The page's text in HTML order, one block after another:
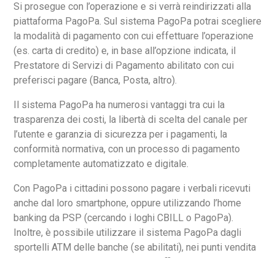
Si prosegue con l’operazione e si verrà reindirizzati alla
piattaforma PagoPa. Sul sistema PagoPa potrai scegliere
la modalità di pagamento con cui effettuare l’operazione
(es. carta di credito) e, in base all’opzione indicata, il
Prestatore di Servizi di Pagamento abilitato con cui
preferisci pagare (Banca, Posta, altro).
Il sistema PagoPa ha numerosi vantaggi tra cui la
trasparenza dei costi, la libertà di scelta del canale per
l’utente e garanzia di sicurezza per i pagamenti, la
conformità normativa, con un processo di pagamento
completamente automatizzato e digitale.
Con PagoPa i cittadini possono pagare i verbali ricevuti
anche dal loro smartphone, oppure utilizzando l’home
banking da PSP (cercando i loghi CBILL o PagoPa).
Inoltre, è possibile utilizzare il sistema PagoPa dagli
sportelli ATM delle banche (se abilitati), nei punti vendita